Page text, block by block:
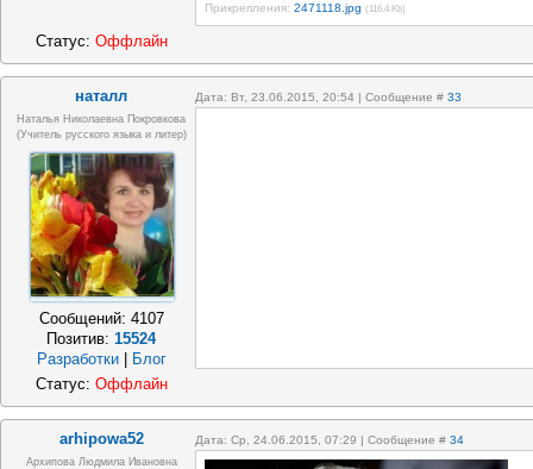
Прикрепления: 2471118.jpg (116.4 Kb)
Статус: Оффлайн
наталл Дата: Вт, 23.06.2015, 20:54 | Сообщение # 33
Наталья Николаевна Покровкова
(учитель русского языка и литер)
Сообщений: 4107
Позитив:15524
Разработки
Блог
Статус: Оффлайн
arhipowa52 Дата: Ср, 24.06.2015, 07:29 | Сообщение # 34
Архипова Людмила Ивановна